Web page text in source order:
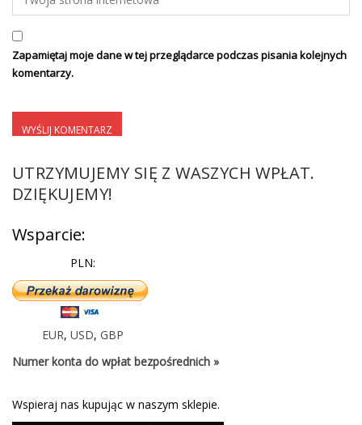
Zapamiętaj moje dane w tej przeglądarce podczas pisania kolejnych
komentarzy.
UTRZYMUJEMY SIĘ Z WASZYCH WPŁAT.
DZIĘKUJEMY!
Wsparcie:
PLN:
EUR, USD, GBP
Numer konta do wpłat bezpośrednich »
Wspieraj nas kupując w naszym sklepie.